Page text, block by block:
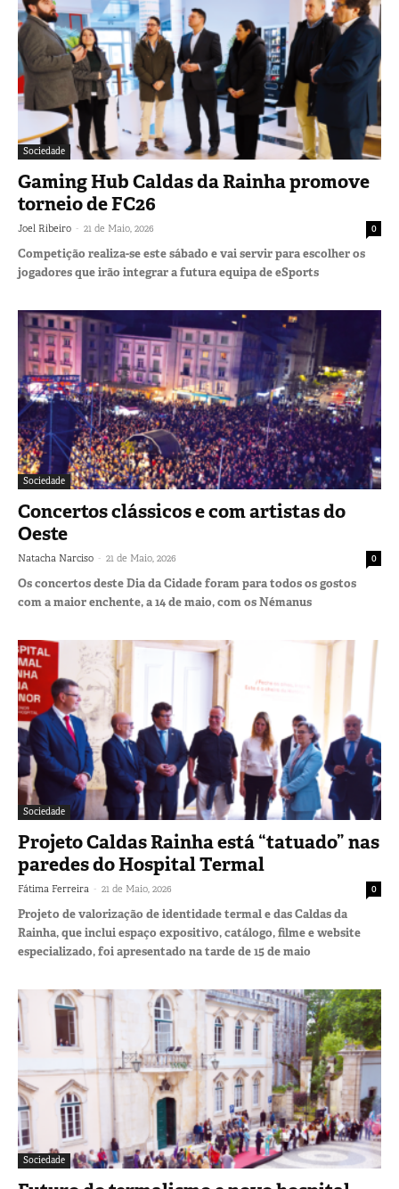
Sociedade
Gaming Hub Caldas da Rainha promove
torneio de FC26
Joel Ribeiro - 21 de Maio, 2026 0
Competição realiza-se este sábado e vai servir para escolher os
jogadores que irão integrar a futura equipa de eSports
Sociedade
Concertos clássicos e com artistas do
Oeste
Natacha Narciso - 21 de Maio, 2026 0
Os concertos deste Dia da Cidade foram para todos os gostos
com a maior enchente, a 14 de maio, com os Némanus
Sociedade
Projeto Caldas Rainha está “tatuado” nas
paredes do Hospital Termal
Fátima Ferreira - 21 de Maio, 2026 0
Projeto de valorização de identidade termal e das Caldas da
Rainha, que inclui espaço expositivo, catálogo, filme e website
especializado, foi apresentado na tarde de 15 de maio
Sociedade